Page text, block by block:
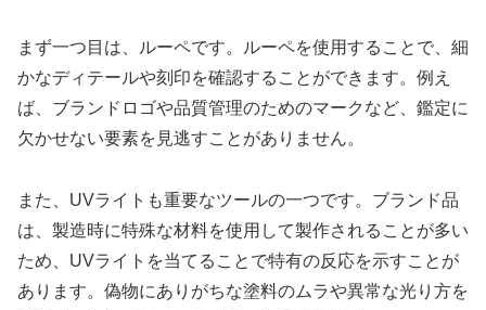
まず一つ目は、ルーペです。ルーペを使用することで、細
かなディテールや刻印を確認することができます。例え
ば、ブランドロゴや品質管理のためのマークなど、鑑定に
欠かせない要素を見逃すことがありません。
また、UVライトも重要なツールの一つです。ブランド品
は、製造時に特殊な材料を使用して製作されることが多い
ため、UVライトを当てることで特有の反応を示すことが
あります。偽物にありがちな塗料のムラや異常な光り方を